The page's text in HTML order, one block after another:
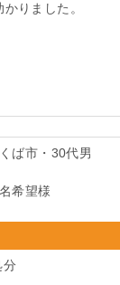
りました。
ば市・30代男
希望様
分